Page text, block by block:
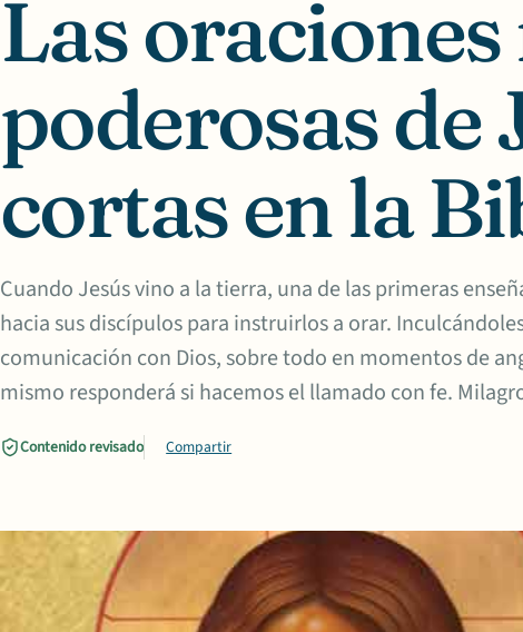
Las oraciones
poderosas de
cortas en la
Cuando Jesús vino a la tierra, una de las primeras
hacia sus discípulos para instruirlos a orar.
comunicación con Dios, sobre todo en momentos de
mismo responderá si hacemos el llamado con fe.
Contenido revisado Compartir